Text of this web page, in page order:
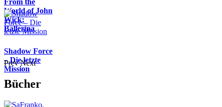
World of John
Wick:
Ballerina
Shadow Force
– Die letzte
Mission
Prev Next
Bücher